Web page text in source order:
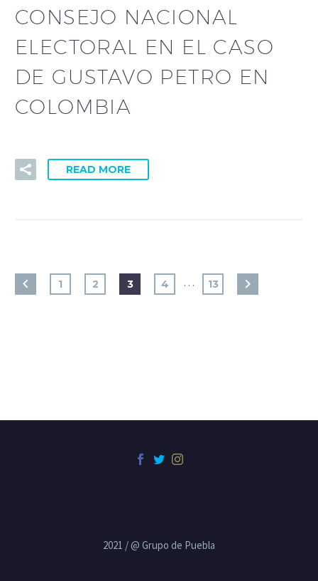
CONSEJO NACIONAL
ELECTORAL EN EL CASO
DE GUSTAVO PETRO EN
COLOMBIA
READ MORE
1 2 3 4 … 13
2021 / @ Grupo de Puebla